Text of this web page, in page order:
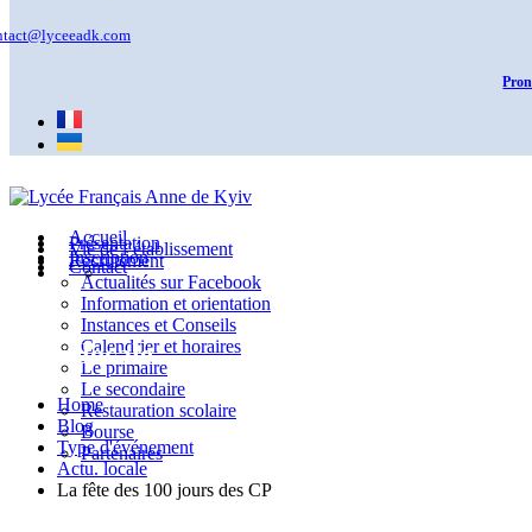
Accueil
Présentation
Vie de l’établissement
Actualités sur Facebook
Information et orientation
Instances et Conseils
Calendrier et horaires
Le primaire
Le secondaire
Restauration scolaire
Bourse
Partenaires
Inscription
Recrutement
Contact
Actu. locale
Home
Blog
Type d'événement
Actu. locale
La fête des 100 jours des CP